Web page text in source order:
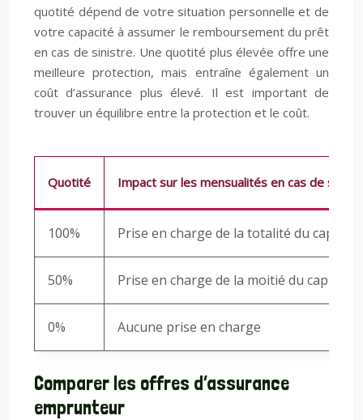
quotité dépend de votre situation personnelle et de
votre capacité à assumer le remboursement du prêt
en cas de sinistre. Une quotité plus élevée offre une
meilleure protection, mais entraîne également un
coût d’assurance plus élevé. Il est important de
trouver un équilibre entre la protection et le coût.
Quotité Impact sur les mensualités en cas de
100% Prise en charge de la totalité du capital
50% Prise en charge de la moitié du capital
0% Aucune prise en charge
Comparer les offres d’assurance
emprunteur